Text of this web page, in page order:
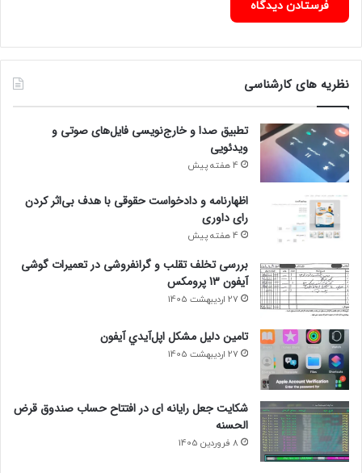
نظریه های کارشناسی
تطبیق صدا و خارج‌نویسی فایل‌های صوتی و
ویدئویی
4 هفته پیش
اظهارنامه و دادخواست حقوقی با هدف بی‌اثر کردن
رای داوری
4 هفته پیش
بررسی تخلف تقلب و گرانفروشی در تعمیرات گوشی
آیفون 13 پرومکس
27 اردیبهشت 1405
تامين دليل مشکل اپل‌آيدي آيفون
27 اردیبهشت 1405
شکایت جعل رایانه ای در افتتاح حساب صندوق قرض
الحسنه
8 فروردین 1405